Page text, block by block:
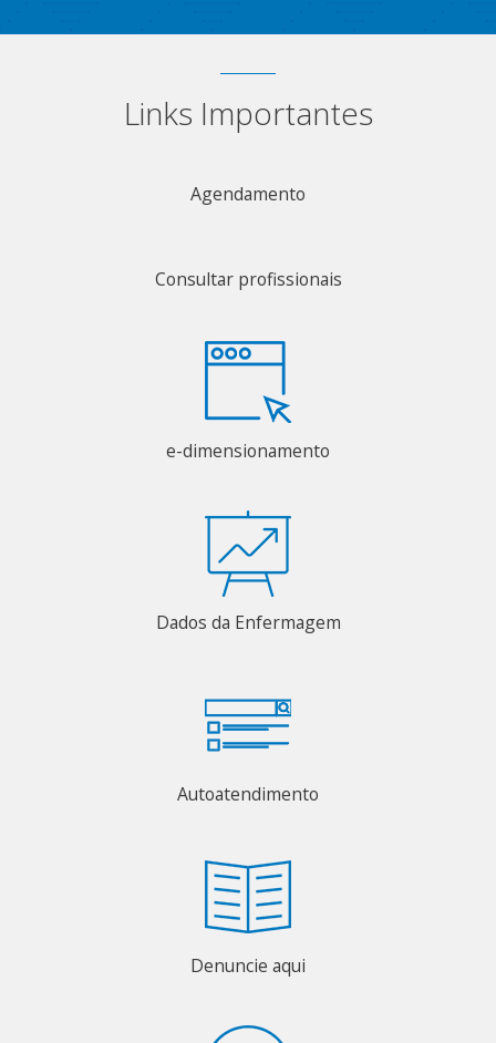
Links Importantes
Agendamento
Consultar profissionais
e-dimensionamento
Dados da Enfermagem
Autoatendimento
Denuncie aqui